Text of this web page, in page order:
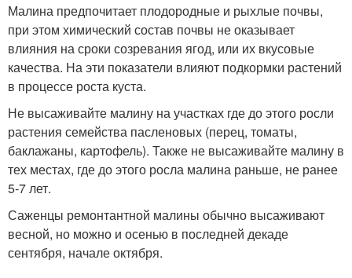
Малина предпочитает плодородные и рыхлые почвы,
при этом химический состав почвы не оказывает
влияния на сроки созревания ягод, или их вкусовые
качества. На эти показатели влияют подкормки растений
в процессе роста куста.
Не высаживайте малину на участках где до этого росли
растения семейства пасленовых (перец, томаты,
баклажаны, картофель). Также не высаживайте малину в
тех местах, где до этого росла малина раньше, не ранее
5-7 лет.
Саженцы ремонтантной малины обычно высаживают
весной, но можно и осенью в последней декаде
сентября, начале октября.